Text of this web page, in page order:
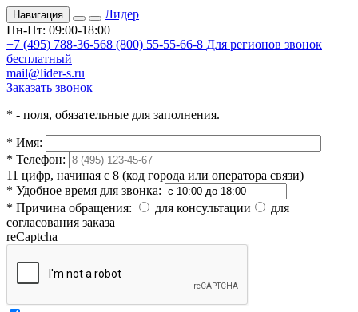
Навигация
Лидер
Пн-Пт: 09:00-18:00
+7 (495) 788-36-568 (800) 55-55-66-8 Для регионов звонок
бесплатный
mail@lider-s.ru
Заказать звонок
* - поля, обязательные для заполнения.
* Имя:
* Телефон:
11 цифр, начиная с 8 (код города или оператора связи)
* Удобное время для звонка:
* Причина обращения: для консультации
для
согласования заказа
reCaptcha